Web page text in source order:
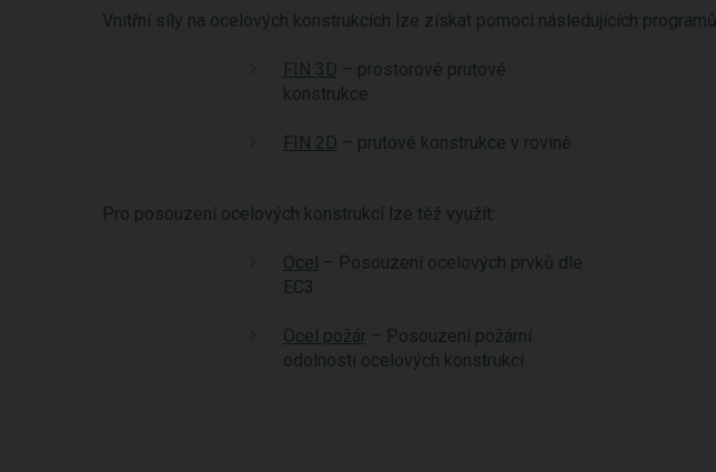
Vnitřní síly na ocelových konstrukcích lze získat pomocí následujících programů:
FIN 3D – prostorové prutové
konstrukce
FIN 2D – prutové konstrukce v rovině
Pro posouzení ocelových konstrukcí lze též využít:
Ocel – Posouzení ocelových prvků dle
EC3
Ocel požár – Posouzení požární
odolnosti ocelových konstrukcí